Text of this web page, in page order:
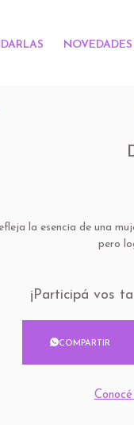
NOVEDADES
la esencia de una
pero
¡Participá vos
COMPARTIR